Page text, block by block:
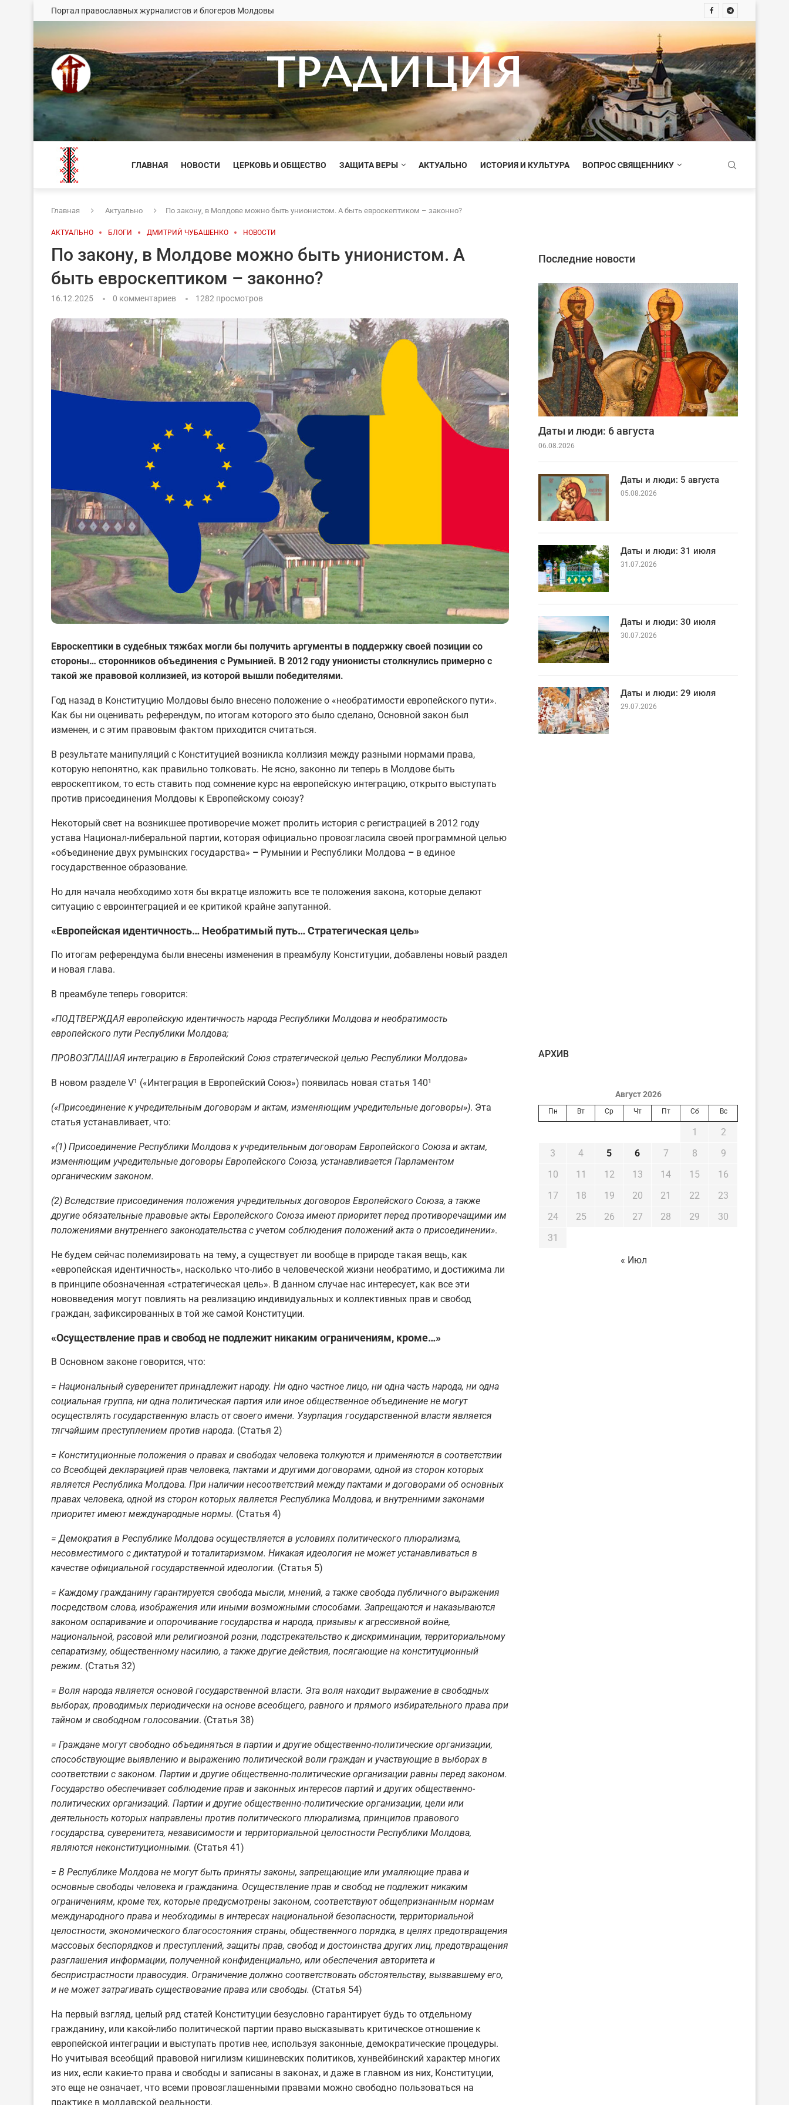
Портал православных журналистов и блогеров Молдовы
ТРАДИЦИЯ
ГЛАВНАЯ НОВОСТИ ЦЕРКОВЬ И ОБЩЕСТВО ЗАЩИТА ВЕРЫ АКТУАЛЬНО ИСТОРИЯ И КУЛЬТУРА ВОПРОС СВЯЩЕННИКУ
Главная Актуально По закону, в Молдове можно быть унионистом. А быть евроскептиком – законно?
АКТУАЛЬНО БЛОГИ ДМИТРИЙ ЧУБАШЕНКО НОВОСТИ
По закону, в Молдове можно быть унионистом. А
быть евроскептиком – законно?
16.12.2025 0 комментариев 1282 просмотров
Евроскептики в судебных тяжбах могли бы получить аргументы в поддержку своей позиции со
стороны… сторонников объединения с Румынией. В 2012 году унионисты столкнулись примерно с
такой же правовой коллизией, из которой вышли победителями.
Год назад в Конституцию Молдовы было внесено положение о «необратимости европейского пути».
Как бы ни оценивать референдум, по итогам которого это было сделано, Основной закон был
изменен, и с этим правовым фактом приходится считаться.
В результате манипуляций с Конституцией возникла коллизия между разными нормами права,
которую непонятно, как правильно толковать. Не ясно, законно ли теперь в Молдове быть
евроскептиком, то есть ставить под сомнение курс на европейскую интеграцию, открыто выступать
против присоединения Молдовы к Европейскому союзу?
Некоторый свет на возникшее противоречие может пролить история с регистрацией в 2012 году
устава Национал-либеральной партии, которая официально провозгласила своей программной целью
«объединение двух румынских государства» – Румынии и Республики Молдова – в единое
государственное образование.
Но для начала необходимо хотя бы вкратце изложить все те положения закона, которые делают
ситуацию с евроинтеграцией и ее критикой крайне запутанной.
«Европейская идентичность… Необратимый путь… Стратегическая цель»
По итогам референдума были внесены изменения в преамбулу Конституции, добавлены новый раздел
и новая глава.
В преамбуле теперь говорится:
«ПОДТВЕРЖДАЯ европейскую идентичность народа Республики Молдова и необратимость
европейского пути Республики Молдова;
ПРОВОЗГЛАШАЯ интеграцию в Европейский Союз стратегической целью Республики Молдова»
В новом разделе V¹ («Интеграция в Европейский Союз») появилась новая статья 140¹
(«Присоединение к учредительным договорам и актам, изменяющим учредительные договоры»). Эта
статья устанавливает, что:
«(1) Присоединение Республики Молдова к учредительным договорам Европейского Союза и актам,
изменяющим учредительные договоры Европейского Союза, устанавливается Парламентом
органическим законом.
(2) Вследствие присоединения положения учредительных договоров Европейского Союза, а также
другие обязательные правовые акты Европейского Союза имеют приоритет перед противоречащими им
положениями внутреннего законодательства с учетом соблюдения положений акта о присоединении».
Не будем сейчас полемизировать на тему, а существует ли вообще в природе такая вещь, как
«европейская идентичность», насколько что-либо в человеческой жизни необратимо, и достижима ли
в принципе обозначенная «стратегическая цель». В данном случае нас интересует, как все эти
нововведения могут повлиять на реализацию индивидуальных и коллективных прав и свобод
граждан, зафиксированных в той же самой Конституции.
«Осуществление прав и свобод не подлежит никаким ограничениям, кроме…»
В Основном законе говорится, что:
= Национальный суверенитет принадлежит народу. Ни одно частное лицо, ни одна часть народа, ни одна
социальная группа, ни одна политическая партия или иное общественное объединение не могут
осуществлять государственную власть от своего имени. Узурпация государственной власти является
тягчайшим преступлением против народа. (Статья 2)
= Конституционные положения о правах и свободах человека толкуются и применяются в соответствии
со Всеобщей декларацией прав человека, пактами и другими договорами, одной из сторон которых
является Республика Молдова. При наличии несоответствий между пактами и договорами об основных
правах человека, одной из сторон которых является Республика Молдова, и внутренними законами
приоритет имеют международные нормы. (Статья 4)
= Демократия в Республике Молдова осуществляется в условиях политического плюрализма,
несовместимого с диктатурой и тоталитаризмом. Никакая идеология не может устанавливаться в
качестве официальной государственной идеологии. (Статья 5)
= Каждому гражданину гарантируется свобода мысли, мнений, а также свобода публичного выражения
посредством слова, изображения или иными возможными способами. Запрещаются и наказываются
законом оспаривание и опорочивание государства и народа, призывы к агрессивной войне,
национальной, расовой или религиозной розни, подстрекательство к дискриминации, территориальному
сепаратизму, общественному насилию, а также другие действия, посягающие на конституционный
режим. (Статья 32)
= Воля народа является основой государственной власти. Эта воля находит выражение в свободных
выборах, проводимых периодически на основе всеобщего, равного и прямого избирательного права при
тайном и свободном голосовании. (Статья 38)
= Граждане могут свободно объединяться в партии и другие общественно-политические организации,
способствующие выявлению и выражению политической воли граждан и участвующие в выборах в
соответствии с законом. Партии и другие общественно-политические организации равны перед законом.
Государство обеспечивает соблюдение прав и законных интересов партий и других общественно-
политических организаций. Партии и другие общественно-политические организации, цели или
деятельность которых направлены против политического плюрализма, принципов правового
государства, суверенитета, независимости и территориальной целостности Республики Молдова,
являются неконституционными. (Статья 41)
= В Республике Молдова не могут быть приняты законы, запрещающие или умаляющие права и
основные свободы человека и гражданина. Осуществление прав и свобод не подлежит никаким
ограничениям, кроме тех, которые предусмотрены законом, соответствуют общепризнанным нормам
международного права и необходимы в интересах национальной безопасности, территориальной
целостности, экономического благосостояния страны, общественного порядка, в целях предотвращения
массовых беспорядков и преступлений, защиты прав, свобод и достоинства других лиц, предотвращения
разглашения информации, полученной конфиденциально, или обеспечения авторитета и
беспристрастности правосудия. Ограничение должно соответствовать обстоятельству, вызвавшему его,
и не может затрагивать существование права или свободы. (Статья 54)
На первый взгляд, целый ряд статей Конституции безусловно гарантирует будь то отдельному
гражданину, или какой-либо политической партии право высказывать критическое отношение к
европейской интеграции и выступать против нее, используя законные, демократические процедуры.
Но учитывая всеобщий правовой нигилизм кишиневских политиков, хунвейбинский характер многих
из них, если какие-то права и свободы и записаны в законах, и даже в главном из них, Конституции,
это еще не означает, что всеми провозглашенными правами можно свободно пользоваться на
практике в молдавской реальности.
Последние новости
Даты и люди: 6 августа
06.08.2026
Даты и люди: 5 августа
05.08.2026
Даты и люди: 31 июля
31.07.2026
Даты и люди: 30 июля
30.07.2026
Даты и люди: 29 июля
29.07.2026
AРХИВ
Август 2026
Пн Вт Ср Чт Пт Сб Вс
1
2
3
4 5 6 7 8
9
10
11 12 13 14 15
16
17
18 19 20 21 22
23
24
25 26 27 28 29
30
31
« Июл